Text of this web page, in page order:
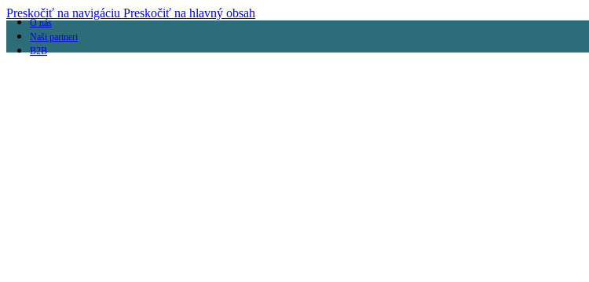
Preskočiť na navigáciu Preskočiť na hlavný obsah
O nás
Naši partneri
B2B